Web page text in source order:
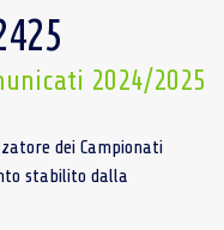
2024/2025
dei Campionati
stabilito dalla